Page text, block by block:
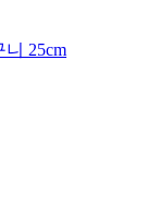
25cm